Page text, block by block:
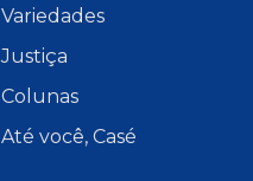
Variedades
Justiça
Colunas
Até você, Casé